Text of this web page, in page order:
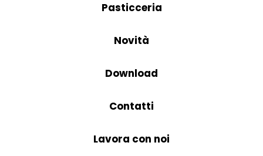
Pasticceria
Novità
Download
Contatti
Lavora con noi